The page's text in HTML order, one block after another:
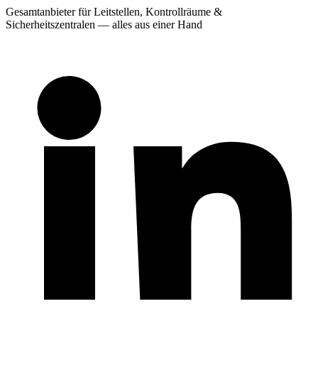
Gesamtanbieter für Leitstellen, Kontrollräume &
Sicherheitszentralen — alles aus einer Hand